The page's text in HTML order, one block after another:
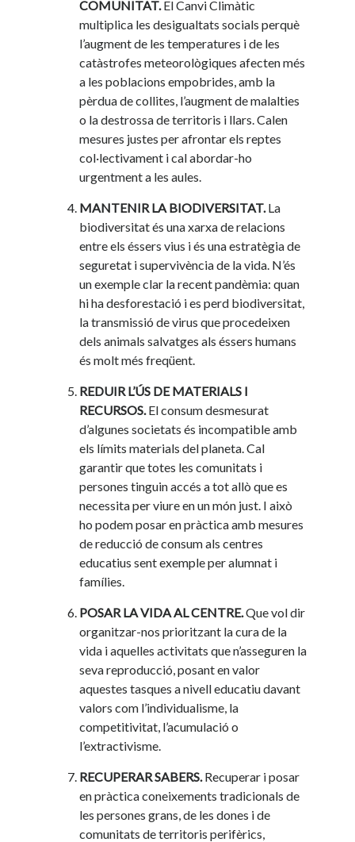
COMUNITAT.El Canvi Climàtic
multiplica les desigualtats socials perquè
l’augment de les temperatures i de les
catàstrofes meteorològiques afecten més
a les poblacions empobrides, amb la
pèrdua de collites, l’augment de malalties
o la destrossa de territoris i llars. Calen
mesures justes per afrontar els reptes
col·lectivament i cal abordar-ho
urgentment a les aules.
MANTENIR LA BIODIVERSITAT.La
biodiversitat és una xarxa de relacions
entre els éssers vius i és una estratègia de
seguretat i supervivència de la vida. N’és
un exemple clar la recent pandèmia: quan
hi ha desforestació i es perd biodiversitat,
la transmissió de virus que procedeixen
dels animals salvatges als éssers humans
és molt més freqüent.
REDUIR L’ÚS DE MATERIALS I
RECURSOS.El consum desmesurat
d’algunes societats és incompatible amb
els límits materials del planeta. Cal
garantir que totes les comunitats i
persones tinguin accés a tot allò que es
necessita per viure en un món just. I això
ho podem posar en pràctica amb mesures
de reducció de consum als centres
educatius sent exemple per alumnat i
famílies.
POSAR LA VIDA AL CENTRE.Que vol dir
organitzar-nos prioritzant la cura de la
vida i aquelles activitats que n’asseguren la
seva reproducció, posant en valor
aquestes tasques a nivell educatiu davant
valors com l’individualisme, la
competitivitat, l’acumulació o
l’extractivisme.
RECUPERAR SABERS.Recuperar i posar
en pràctica coneixements tradicionals de
les persones grans, de les dones i de
comunitats de territoris perifèrics,